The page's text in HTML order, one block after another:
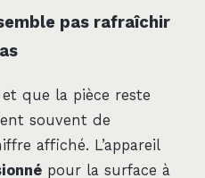
pas rafraîchir
que la pièce reste
souvent de
affiché. L’appareil
pour la surface à